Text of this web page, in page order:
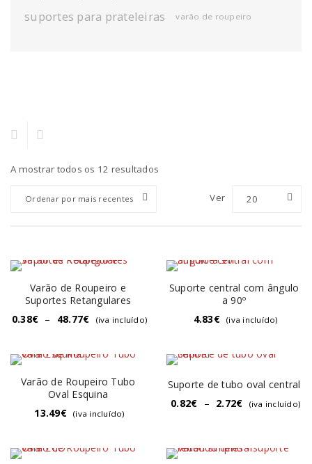
suportes para prateleiras varão de roupeiro
A mostrar todos os 12 resultados
Ordenar por mais recentes Ver 20
Varão de Roupeiro e
Suportes Retangulares
0.38€ – 48.77€ (iva incluído)
Suporte central com ângulo
a 90º
4.83€ (iva incluído)
Varão de Roupeiro Tubo
Oval Esquina
13.49€ (iva incluído)
Suporte de tubo oval central
0.82€ – 2.72€ (iva incluído)